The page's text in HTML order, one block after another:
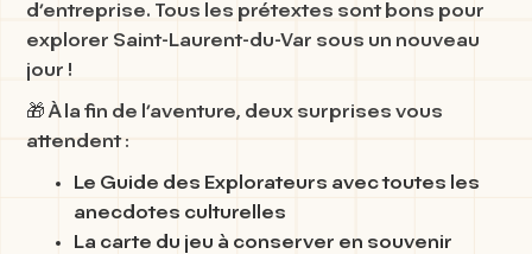
d’entreprise. Tous les prétextes sont bons pour
explorer Saint-Laurent-du-Var sous un nouveau
jour !
🎁 À la fin de l’aventure, deux surprises vous
attendent :
Le Guide des Explorateurs avec toutes les
anecdotes culturelles
La carte du jeu à conserver en souvenir